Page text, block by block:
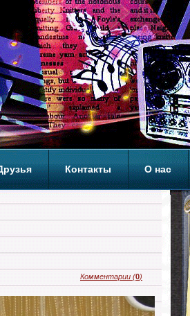
Контакты О нас
Комментарии (0)